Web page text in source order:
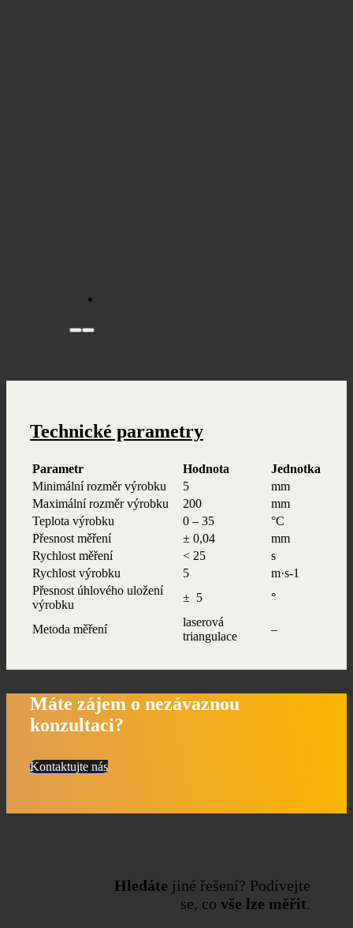
Technické parametry
Parametr Hodnota
Jednotka
Minimální rozměr výrobku
5
mm
Maximální rozměr výrobku
200
mm
Teplota výrobku
0 – 35
°C
Přesnost měření
± 0,04
mm
Rychlost měření
< 25
s
Rychlost výrobku
5
m·s-1
Přesnost úhlového uložení
výrobku
± 5 °
Metoda měření
laserová
triangulace
–
Máte zájem o nezávaznou
konzultaci?
Kontaktujte nás
Hledáte jiné řešení? Podívejte
se, covše lze měřit.